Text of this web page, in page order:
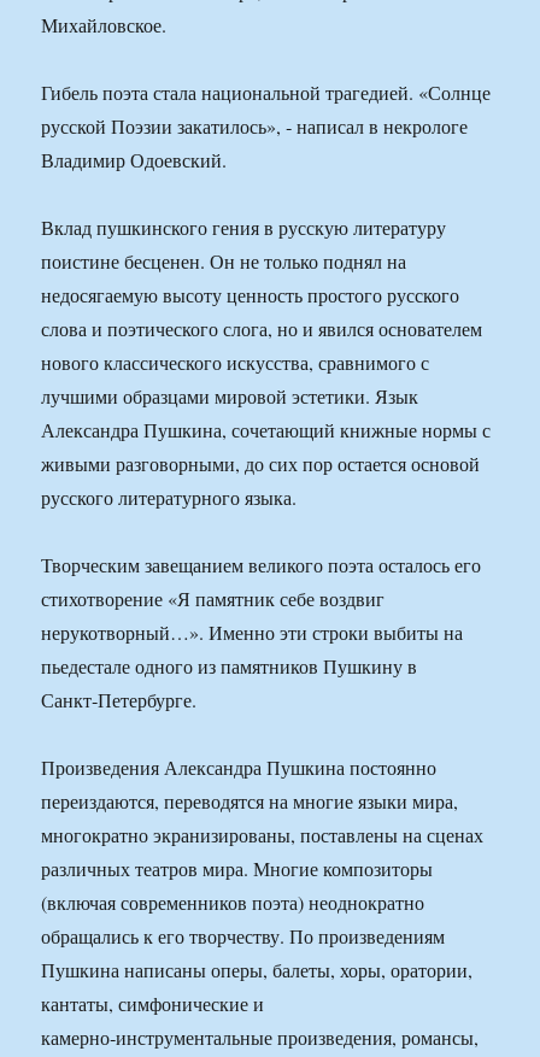
Михайловское.
Гибель поэта стала национальной трагедией. «Солнце
русской Поэзии закатилось», ‑ написал в некрологе
Владимир Одоевский.
Вклад пушкинского гения в русскую литературу
поистине бесценен. Он не только поднял на
недосягаемую высоту ценность простого русского
слова и поэтического слога, но и явился основателем
нового классического искусства, сравнимого с
лучшими образцами мировой эстетики. Язык
Александра Пушкина, сочетающий книжные нормы с
живыми разговорными, до сих пор остается основой
русского литературного языка.
Творческим завещанием великого поэта осталось его
стихотворение «Я памятник себе воздвиг
нерукотворный…». Именно эти строки выбиты на
пьедестале одного из памятников Пушкину в
Санкт‑Петербурге.
Произведения Александра Пушкина постоянно
переиздаются, переводятся на многие языки мира,
многократно экранизированы, поставлены на сценах
различных театров мира. Многие композиторы
(включая современников поэта) неоднократно
обращались к его творчеству. По произведениям
Пушкина написаны оперы, балеты, хоры, оратории,
кантаты, симфонические и
камерно‑инструментальные произведения, романсы,